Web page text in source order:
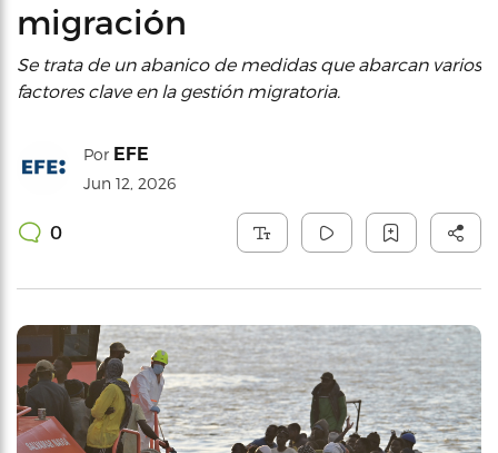
migración
Se trata de un abanico de medidas que abarcan varios
factores clave en la gestión migratoria.
Por EFE
Jun 12, 2026
0